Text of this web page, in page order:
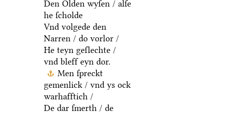
Den Olden wyſen / alſe
he ſcholde
Vnd volgede den
Narren / do vorlor /
He teyn geſlechte /
vnd bleff eyn dor.
Men ſpreckt
gemenlick / vnd ys ock
warhafftich /
De dar ſmerth / de